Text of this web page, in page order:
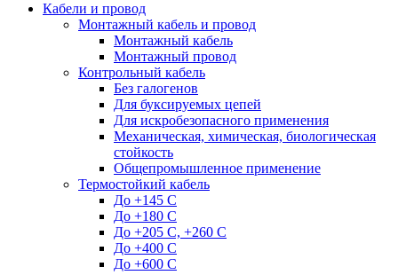
Кабели и провод
Монтажный кабель и провод
Монтажный кабель
Монтажный провод
Контрольный кабель
Без галогенов
Для буксируемых цепей
Для искробезопасного применения
Механическая, химическая, биологическая
стойкость
Общепромышленное применение
Термостойкий кабель
До +145 С
До +180 C
До +205 С, +260 С
До +400 C
До +600 С